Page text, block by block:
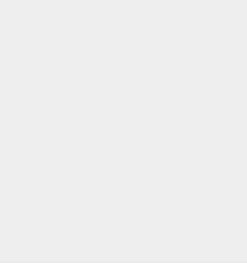
いこう！
す。】
ヴン公爵家だった
出したシュバリタイア王国は破